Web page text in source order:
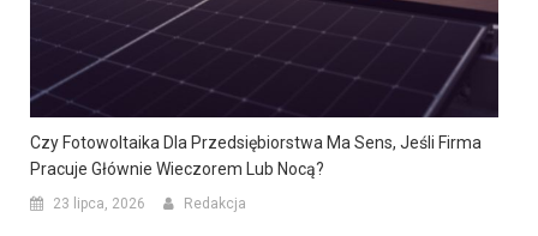
Czy Fotowoltaika Dla Przedsiębiorstwa Ma Sens, Jeśli Firma
Pracuje Głównie Wieczorem Lub Nocą?
23 lipca, 2026 Redakcja